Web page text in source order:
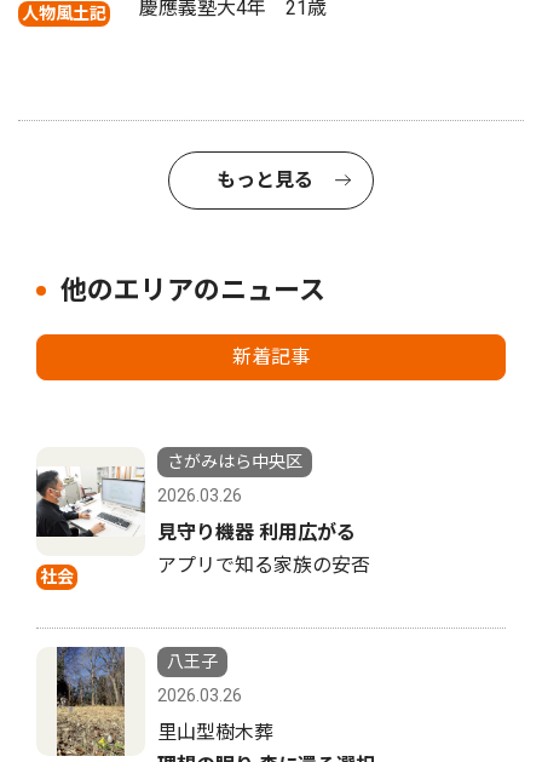
人物風土記 慶應義塾大4年 21歳
もっと見る
他のエリアのニュース
新着記事
社会
さがみはら中央区
2026.03.26
見守り機器 利用広がる
アプリで知る家族の安否
八王子
2026.03.26
里山型樹木葬